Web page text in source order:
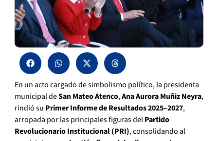
En un acto cargado de simbolismo político, la presidenta
municipal deSan Mateo Atenco,Ana Aurora Muñiz Neyra,
rindió su Primer Informe de Resultados 2025–2027,
arropada por las principales figuras delPartido
Revolucionario Institucional (PRI), consolidando al